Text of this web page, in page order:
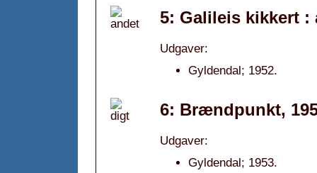
5: Galileis kikkert :
Udgaver:
Gyldendal; 1952.
6: Brændpunkt,
Udgaver:
Gyldendal; 1953.